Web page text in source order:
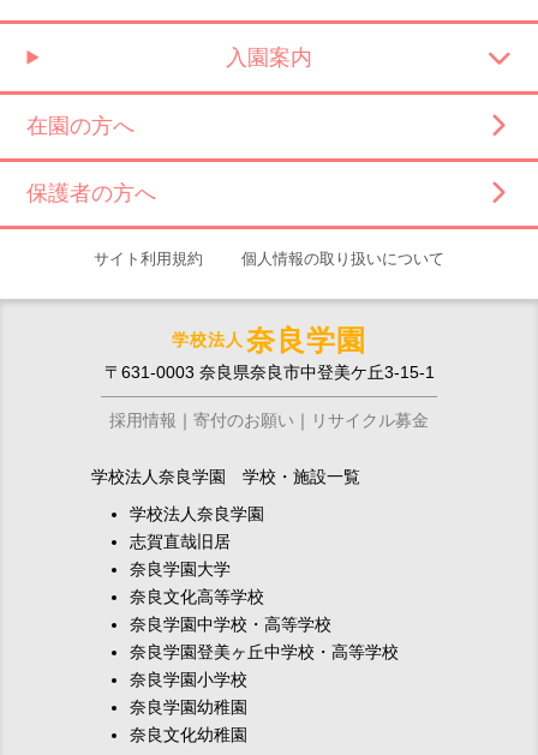
入園案内
在園の方へ
保護者の方へ
サイト利用規約 個人情報の取り扱いについて
学校法人 奈良学園
〒631-0003 奈良県奈良市中登美ケ丘3-15-1
採用情報 寄付のお願い リサイクル募金
学校法人奈良学園 学校・施設一覧
学校法人奈良学園
志賀直哉旧居
奈良学園大学
奈良文化高等学校
奈良学園中学校・高等学校
奈良学園登美ヶ丘中学校・高等学校
奈良学園小学校
奈良学園幼稚園
奈良文化幼稚園